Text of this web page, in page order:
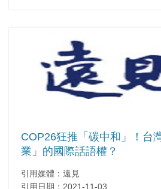
COP26狂推「碳中和」！台
業」的國際話語權？
引用媒體：遠見
引用日期：2021-11-03